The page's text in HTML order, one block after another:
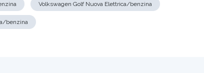
Volkswagen Golf Nuova Elettrica/benzina
benzina